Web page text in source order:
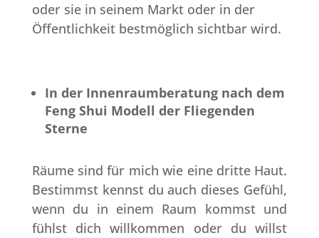
oder sie in seinem Markt oder in der
Öffentlichkeit bestmöglich sichtbar wird.
In der Innenraumberatung nach dem
Feng Shui Modell der Fliegenden
Sterne
Räume sind für mich wie eine dritte Haut.
Bestimmst kennst du auch dieses Gefühl,
wenn du in einem Raum kommst und
fühlst dich willkommen oder du willst